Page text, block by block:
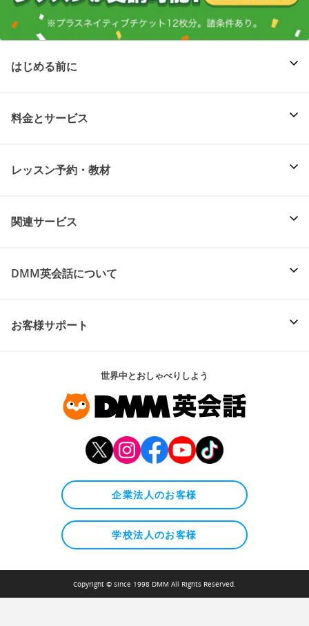
はじめる前に
料金とサービス
レッスン予約・教材
関連サービス
DMM英会話について
お客様サポート
世界中とおしゃべりしよう
企業法人のお客様
学校法人のお客様
Copyright © since 1998 DMM All Rights Reserved.